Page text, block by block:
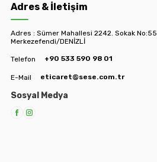
Adres & İletişim
Adres : Sümer Mahallesi 2242. Sokak No:55
Merkezefendi/DENİZLİ
Telefon +90 533 590 98 01
E-Mail eticaret@sese.com.tr
Sosyal Medya